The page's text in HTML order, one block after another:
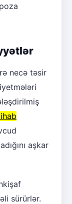
necə təsir
aşkar
sürürlər.